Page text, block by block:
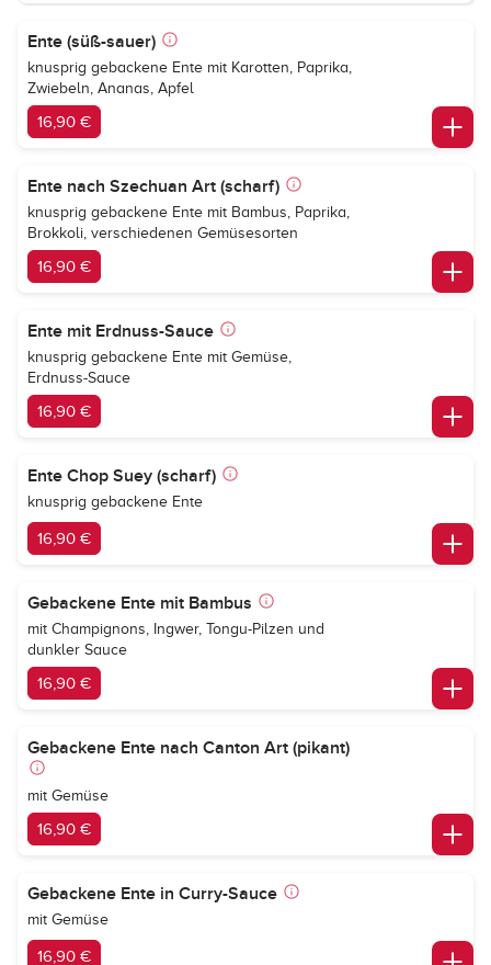
Ente (süß-sauer)
knusprig gebackene Ente mit Karotten, Paprika,
Zwiebeln, Ananas, Apfel
16,90 €
Ente nach Szechuan Art (scharf)
knusprig gebackene Ente mit Bambus, Paprika,
Brokkoli, verschiedenen Gemüsesorten
16,90 €
Ente mit Erdnuss-Sauce
knusprig gebackene Ente mit Gemüse,
Erdnuss-Sauce
16,90 €
Ente Chop Suey (scharf)
knusprig gebackene Ente
16,90 €
Gebackene Ente mit Bambus
mit Champignons, Ingwer, Tongu-Pilzen und
dunkler Sauce
16,90 €
Gebackene Ente nach Canton Art (pikant)
mit Gemüse
16,90 €
Gebackene Ente in Curry-Sauce
mit Gemüse
16,90 €